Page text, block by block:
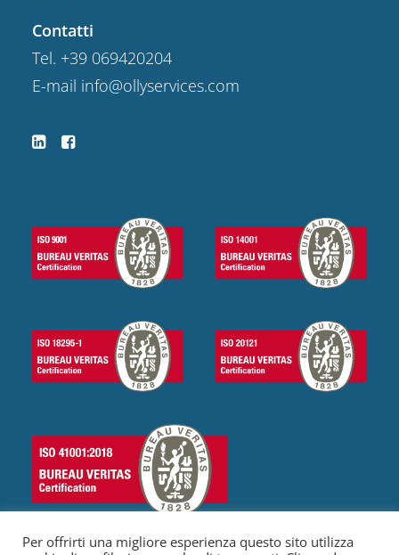
Contatti
Tel. +39 069420204
E-mail info@ollyservices.com
Per offrirti una migliore esperienza questo sito utilizza